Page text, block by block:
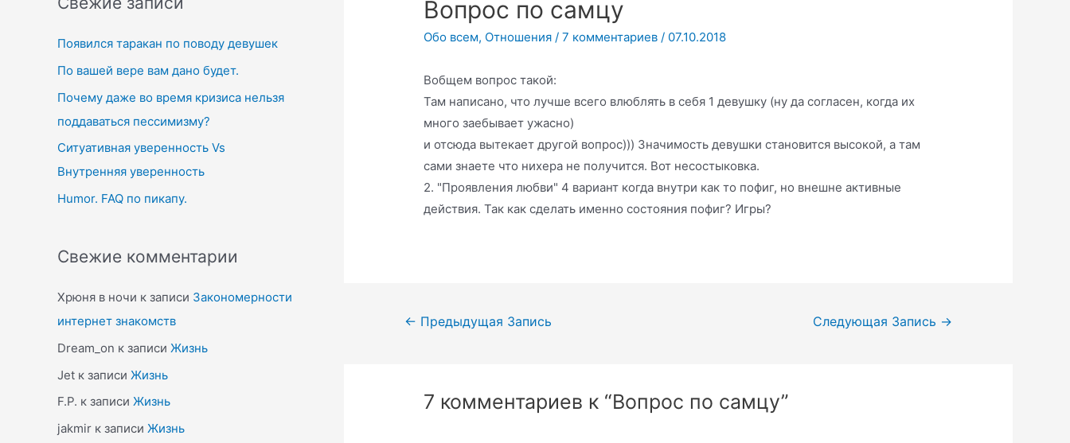
h
f
o
r
:
Появился таракан по поводу девушек
По вашей вере вам дано будет.
Почему даже во время кризиса нельзя
поддаваться пессимизму?
Ситуативная уверенность Vs
Внутренняя уверенность
Humor. FAQ по пикапу.
Свежие комментарии
Хрюня в ночи к записи Закономерности
интернет знакомств
Dream_on к записи Жизнь
Jet к записи Жизнь
F.P. к записи Жизнь
jakmir к записи Жизнь
Вопрос по самцу
Обо всем, Отношения /7 комментариев / 07.10.2018
Вобщем вопрос такой:
Там написано, что лучше всего влюблять в себя 1 девушку (ну да согласен, когда их
много заебывает ужасно)
и отсюда вытекает другой вопрос))) Значимость девушки становится высокой, а там
сами знаете что нихера не получится. Вот несостыковка.
2. "Проявления любви" 4 вариант когда внутри как то пофиг, но внешне активные
действия. Так как сделать именно состояния пофиг? Игры?
Навигация
← Предыдущая Запись Следующая Запись →
7 комментариев к “Вопрос по самцу”